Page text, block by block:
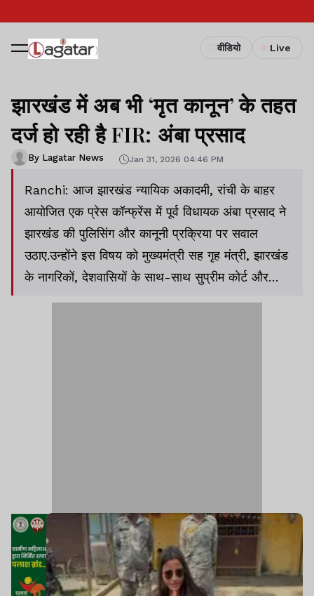
वीडियो Live
झारखंड में अब भी ‘मृत कानून’ के तहत
दर्ज हो रही है FIR: अंबा प्रसाद
By Lagatar News Jan 31, 2026 04:46 PM
Ranchi: आज झारखंड न्यायिक अकादमी, रांची के बाहर
आयोजित एक प्रेस कॉन्फ्रेंस में पूर्व विधायक अंबा प्रसाद ने
झारखंड की पुलिसिंग और कानूनी प्रक्रिया पर सवाल
उठाए.उन्होंने इस विषय को मुख्यमंत्री सह गृह मंत्री, झारखंड
के नागरिकों, देशवासियों के साथ-साथ सुप्रीम कोर्ट और